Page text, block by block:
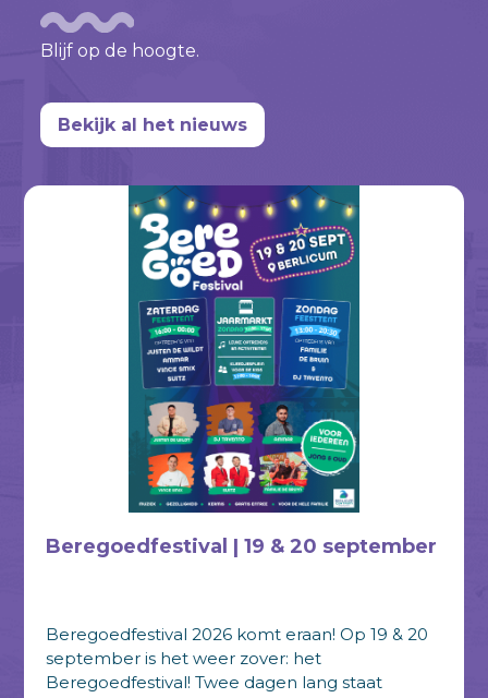
Blijf op de hoogte.
Bekijk al het nieuws
Beregoedfestival | 19 & 20 september
Beregoedfestival 2026 komt eraan! Op 19 & 20
september is het weer zover: het
Beregoedfestival! Twee dagen lang staat